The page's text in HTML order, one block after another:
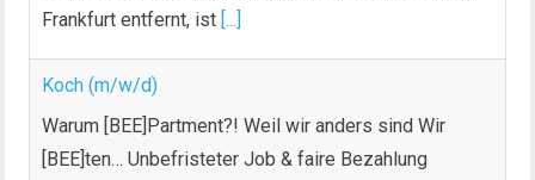
Frankfurt entfernt, ist [...]
Koch (m/w/d)
Warum [BEE]Partment?! Weil wir anders sind Wir
[BEE]ten… Unbefristeter Job & faire Bezahlung